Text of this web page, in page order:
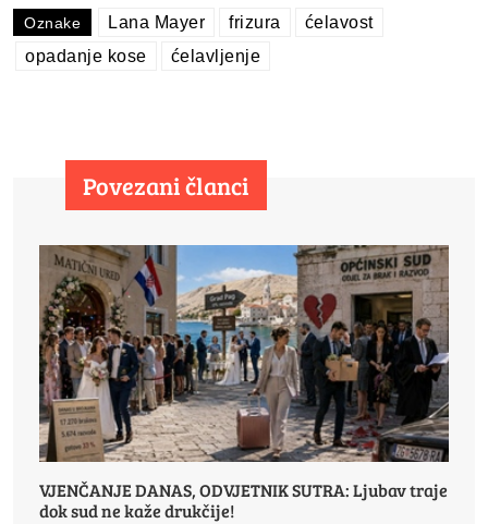
Oznake Lana Mayer frizura
ćelavost
opadanje kose
ćelavljenje
Povezani članci
VJENČANJE DANAS, ODVJETNIK SUTRA: Ljubav traje
dok sud ne kaže drukčije!